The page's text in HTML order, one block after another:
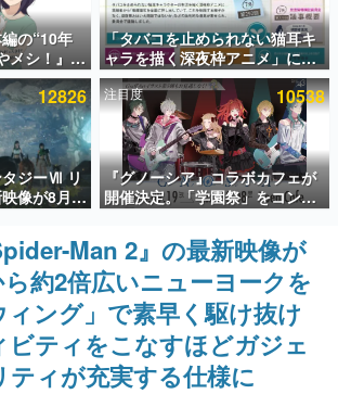
集一覧
入り記事
散数が数千以上！ ページビュー数万以上！ などな
くの人々に読まれた、電ファミ渾身の“殿堂入り”記
とめました。
ムの企画書
ームクリエイターの方々に製作時のエピソードをお
、ヒットする企画（ゲーム）とは何か？を探ってい
。
語を解いてはいけない。『赫本』は、〈試験問題〉
した短編ホラー小説集です。
の“10年
メシ！』
Webマン
ミック」
ート、あ
がある！
「タバコを止められない猫耳キ
ャラを描く深夜枠アニメ」に視
聴者の一部から批判意見。違法
薬物の使用と思しき描写も含め
て、BPOが議論を交わす
12826
タジーⅦ リ
像が8月
FF7』リ
編、
ープニング
レクター
る予定
注目度 10538
『グノーシア』コラボカフェが
開催決定。「学園祭」をコンセ
プトに、模擬店やセツやSQ、ラ
キオたちが学祭バンドを楽しむ
様子を切り取った新グッズが展
開
Man 2』の最新映像が
約2倍広いニューヨークを
ィング」で素早く駆け抜け
ビティをこなすほどガジェ
ティが充実する仕様に